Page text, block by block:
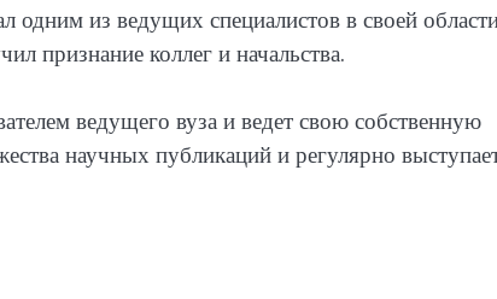
одним из ведущих специалистов в своей
признание коллег и начальства.
ведущего вуза и ведет свою собственную
научных публикаций и регулярно